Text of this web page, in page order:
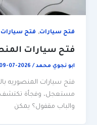
فتح سيارات, فتح سيارات
فتح سيارات
ابو نجوي محمد/
2026-07-09
فتح سيارات المنصوريه
مستعجل، وفجأة تكتشف
والباب مقفول؟ يمكن